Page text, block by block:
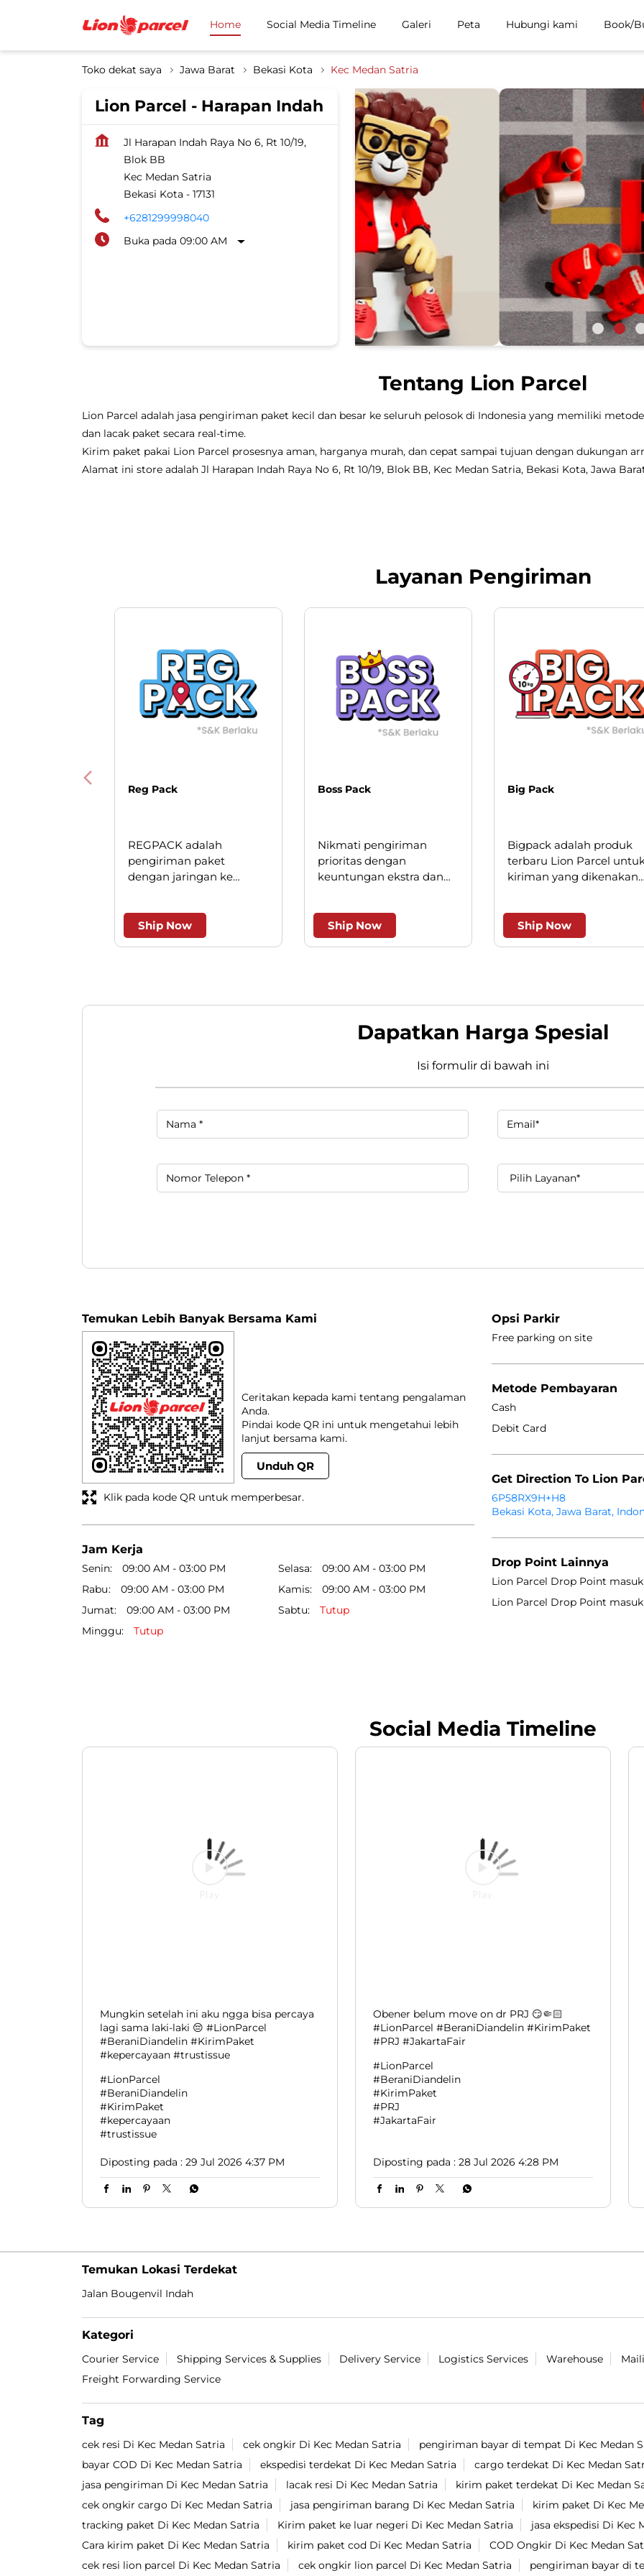
Home Social Media Timeline Galeri Peta Hubungi kami Book/
Toko dekat saya Jawa Barat Bekasi Kota Kec Medan Satria
Lion Parcel - Harapan Indah
Jl Harapan Indah Raya No 6, Rt 10/19,
Blok BB
Kec Medan Satria
Bekasi Kota - 17131
+6281299998040
Buka pada 09:00 AM
Tentang Lion Parcel
Lion Parcel adalah jasa pengiriman paket kecil dan besar ke seluruh pelosok di Indonesia yang memiliki
dan lacak paket secara real-time.
Kirim paket pakai Lion Parcel prosesnya aman, harganya murah, dan cepat sampai tujuan dengan dukungan
Alamat ini store adalah Jl Harapan Indah Raya No 6, Rt 10/19, Blok BB, Kec Medan Satria, Bekasi Kota, Jawa
Layanan Pengiriman
Reg Pack
REGPACK adalah
pengiriman paket
dengan jaringan ke
andal dan efesien.
Ship Now
Boss Pack
Nikmati pengiriman
prioritas dengan
keuntungan ekstra dan
Ship Now
Big Pack
Bigpack adalah produk
terbaru Lion Parcel
kiriman yang dikenakan
beberapa wilayah kota
besar.
Ship Now
Dapatkan Harga Spesial
Isi formulir di bawah ini
Temukan Lebih Banyak Bersama Kami
Ceritakan kepada kami tentang pengalaman
Anda.
Pindai kode QR ini untuk mengetahui lebih
lanjut bersama kami.
Unduh QR
Klik pada kode QR untuk memperbesar.
Jam Kerja
Senin 09:00 AM - 03:00 PM Selasa
09:00 AM - 03:00 PM
Rabu
09:00 AM - 03:00 PM Kamis
09:00 AM - 03:00 PM
Jumat
09:00 AM - 03:00 PM Sabtu
Tutup
Minggu
Tutup
Opsi Parkir
Free parking on site
Metode Pembayaran
Cash
Debit Card
Get Direction To Lion
6P58RX9H+H8
Bekasi Kota, Jawa Barat,
Drop Point Lainnya
Lion Parcel Drop Point masuk
Lion Parcel Drop Point masuk
Social Media Timeline
#LionParcel
#KirimPaket
Diposting pada :
#LionParcel
Diposting pada : 28 Jul 2026 4:28 PM
Temukan Lokasi Terdekat
Jalan Bougenvil Indah
Kategori
Courier Service Shipping Services & Supplies Delivery Service Logistics Services Warehouse
Freight Forwarding Service